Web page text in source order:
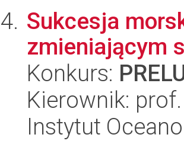
Sukcesja
zmieniającym
Konkurs:
Kierownik:
Instytut